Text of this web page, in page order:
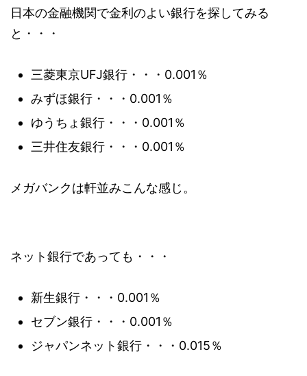
日本の金融機関で金利のよい銀行を探してみる
と・・・
三菱東京UFJ銀行・・・0.001％
みずほ銀行・・・0.001％
ゆうちょ銀行・・・0.001％
三井住友銀行・・・0.001％
メガバンクは軒並みこんな感じ。
ネット銀行であっても・・・
新生銀行・・・0.001％
セブン銀行・・・0.001％
ジャパンネット銀行・・・0.015％